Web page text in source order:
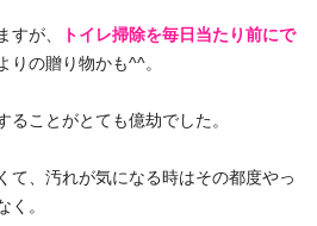
すが、
トイレ掃除を毎日当たり前にで
りの贈り物かも^^。
ることがとても億劫でした。
て、汚れが気になる時はその都度やっ
く。